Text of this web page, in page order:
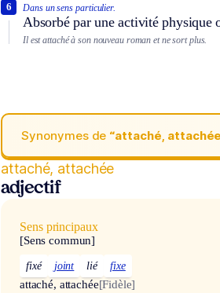
Dans un sens particulier.
Absorbé par une activité physique
6
Il est attaché à son nouveau roman et ne sort plus.
Synonymes de “attaché,
attaché, attachée
adjectif
Sens principaux
[Sens commun]
fixé joint lié fixe
attaché, attachée[Fidèle]